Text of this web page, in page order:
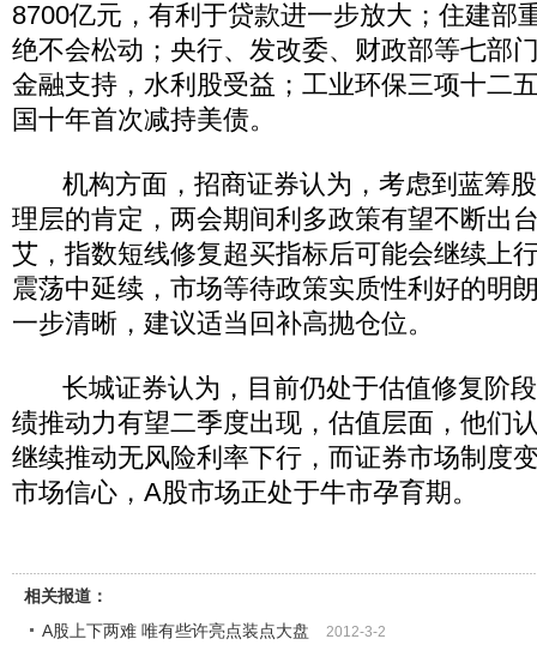
8700亿元，有利于贷款进一步放大；住建部
绝不会松动；央行、发改委、财政部等七部
金融支持，水利股受益；工业环保三项十二
国十年首次减持美债。
机构方面，招商证券认为，考虑到蓝筹股
理层的肯定，两会期间利多政策有望不断出
艾，指数短线修复超买指标后可能会继续上
震荡中延续，市场等待政策实质性利好的明
一步清晰，建议适当回补高抛仓位。
长城证券认为，目前仍处于估值修复阶段
绩推动力有望二季度出现，估值层面，他们
继续推动无风险利率下行，而证券市场制度
市场信心，A股市场正处于牛市孕育期。
相关报道：
A股上下两难 唯有些许亮点装点大盘
2012-3-2